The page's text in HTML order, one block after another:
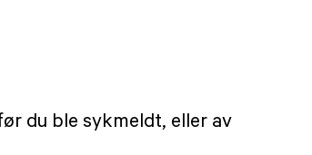
du ble sykmeldt, eller av